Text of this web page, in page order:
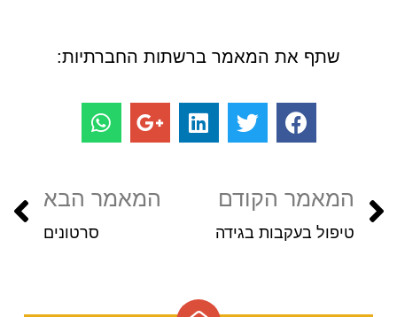
שתף את המאמר ברשתות החברתיות:
המאמר הקודם
טיפול בעקבות בגידה
המאמר הבא
סרטונים